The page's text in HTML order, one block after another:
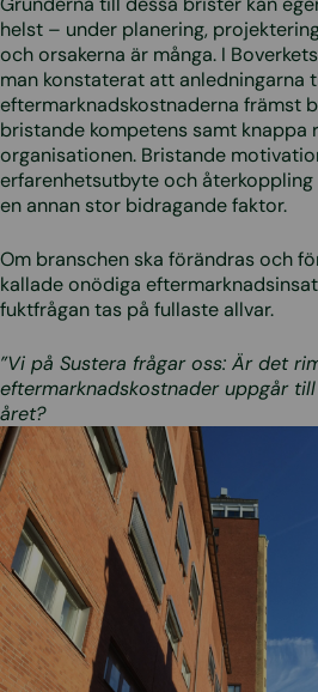
helst – under planering,
och orsakerna är många. I
man konstaterat att anledningarna
eftermarknadskostnaderna främst
bristande kompetens samt knappa
organisationen. Bristande
erfarenhetsutbyte och
en annan stor bidragande faktor.
Om branschen ska förändras och
kallade onödiga
fuktfrågan tas på fullaste allvar.
”Vi på Sustera frågar oss: Är det
eftermarknadskostnader uppgår
året?